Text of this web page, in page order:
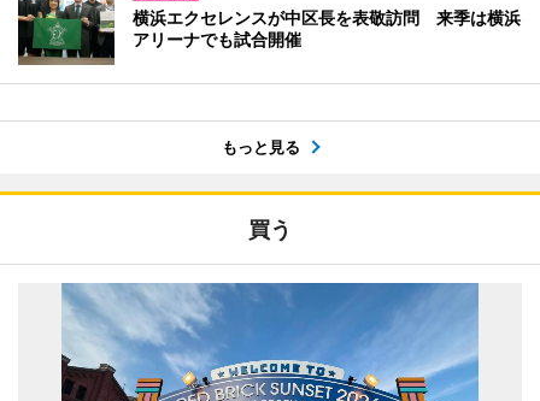
横浜エクセレンスが中区長を表敬訪問 来季は横浜
アリーナでも試合開催
もっと見る
買う